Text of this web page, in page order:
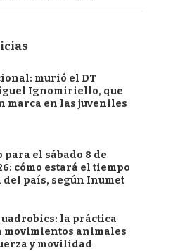
murió el DT
Ignomiriello, que
marca en las juveniles
el sábado 8 de
cómo estará el tiempo
del país, según Inumet
la práctica
animales
y movilidad